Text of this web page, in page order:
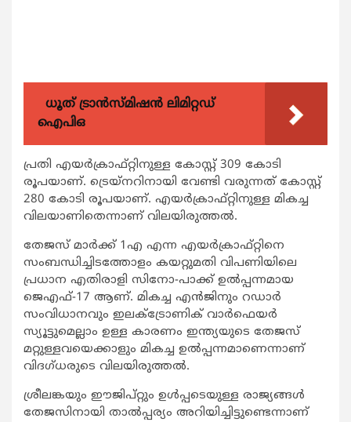
ധൂത് ട്രാൻസ്മിഷൻ ലിമിറ്റഡ്
ഐപിഒ
പ്രതി എയര്‍ക്രാഫ്റ്റിനുള്ള കോസ്റ്റ് 309 കോടി
രൂപയാണ്. ട്രെയ്‌നറിനായി വേണ്ടി വരുന്നത് കോസ്റ്റ്
280 കോടി രൂപയാണ്. എയര്‍ക്രാഫ്റ്റിനുള്ള മികച്ച
വിലയാണിതെന്നാണ് വിലയിരുത്തല്‍.
തേജസ് മാര്‍ക്ക് 1എ എന്ന എയര്‍ക്രാഫ്റ്റിനെ
സംബന്ധിച്ചിടത്തോളം കയറ്റുമതി വിപണിയിലെ
പ്രധാന എതിരാളി സിനോ-പാക്ക് ഉല്‍പ്പന്നമായ
ജെഎഫ്-17 ആണ്. മികച്ച എന്‍ജിനും റഡാര്‍
സംവിധാനവും ഇലക്ട്രോണിക് വാര്‍ഫെയര്‍
സ്യൂട്ടുമെല്ലാം ഉള്ള കാരണം ഇന്ത്യയുടെ തേജസ്
മറ്റുള്ളവയെക്കാളും മികച്ച ഉല്‍പ്പന്നമാണെന്നാണ്
വിദഗ്ധരുടെ വിലയിരുത്തല്‍.
ശ്രീലങ്കയും ഈജിപ്റ്റും ഉള്‍പ്പടെയുള്ള രാജ്യങ്ങള്‍
തേജസിനായി താല്‍പ്പര്യം അറിയിച്ചിട്ടുണ്ടെന്നാണ്